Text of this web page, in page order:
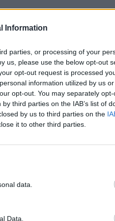
Information
parties, or processing of your
us, please use the below opt-out
opt-out request is processed
information utilized by us
opt-out. You may separately
third parties on the IAB’s list of
by us to third parties on the
it to other third parties.
data.
Data.
(HMKE-k) hálózati
szaldó elszámolási
elejétől kezdődő
rontotta a hazai
rendszerbe
mint amit a
súlyosbítja, hogy az
által érintett
és tudtukon kívül